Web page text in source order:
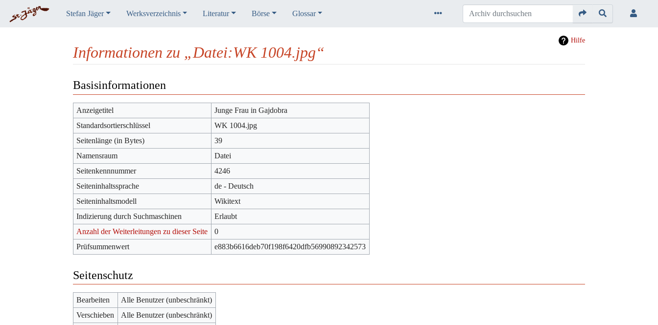
Stefan Jäger Werksverzeichnis Literatur Börse Glossar
Hilfe
Informationen zu „Datei:WK 1004.jpg“
Basisinformationen
Anzeigetitel
Junge Frau in Gajdobra
Standardsortierschlüssel
WK 1004.jpg
Seitenlänge (in Bytes)
39
Namensraum
Datei
Seitenkennnummer
4246
Seiteninhaltssprache
de - Deutsch
Seiteninhaltsmodell
Wikitext
Indizierung durch Suchmaschinen
Erlaubt
Anzahl der Weiterleitungen zu dieser Seite
0
Prüfsummenwert
e883b6616deb70f198f6420dfb56990892342573
Seitenschutz
Bearbeiten
Alle Benutzer (unbeschränkt)
Verschieben
Alle Benutzer (unbeschränkt)